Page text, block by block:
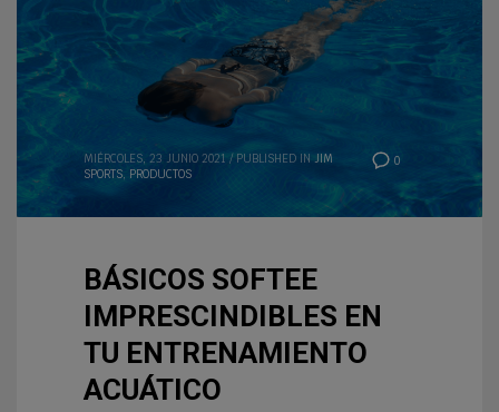
0
MIÉRCOLES, 23 JUNIO 2021 / PUBLISHED IN JIM
SPORTS, PRODUCTOS
BÁSICOS SOFTEE
IMPRESCINDIBLES EN
TU ENTRENAMIENTO
ACUÁTICO